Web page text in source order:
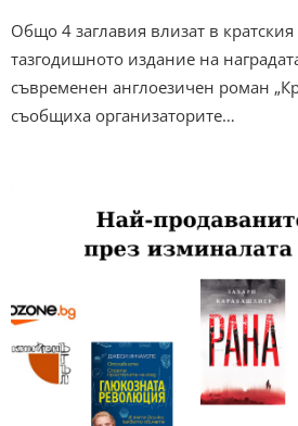
Общо 4 заглавия влизат в
тазгодишното издание на
съвременен англоезичен роман
съобщиха организаторите…